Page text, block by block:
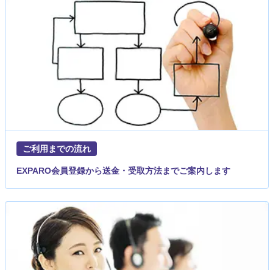
ご利用までの流れ
EXPARO会員登録から送金・受取方法までご案内します